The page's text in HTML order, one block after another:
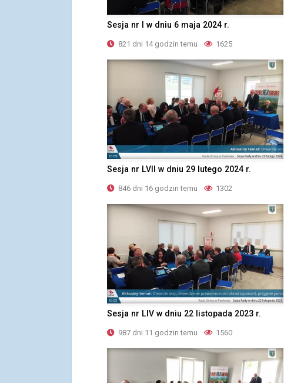
Sesja nr I w dniu 6 maja 2024 r.
821 dni 14 godzin temu 1625
Sesja nr LVII w dniu 29 lutego 2024 r.
846 dni 16 godzin temu 1302
Sesja nr LIV w dniu 22 listopada 2023 r.
987 dni 11 godzin temu 1560